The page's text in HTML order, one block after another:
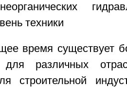
техники
время существует
различных
строительной